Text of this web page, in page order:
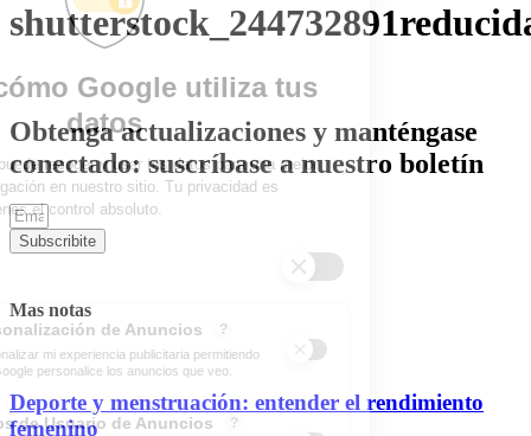
Obtenga actualizaciones y manténgase
conectado: suscríbase a nuestro boletín
Subscribite
Mas notas
Deporte y menstruación: entender el rendimiento
femenino